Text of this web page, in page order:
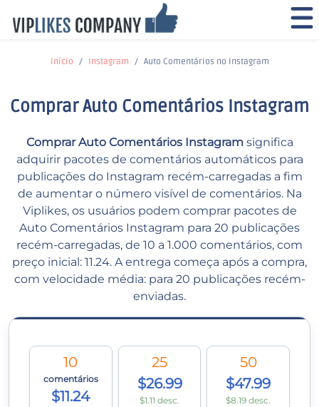
Início Instagram Auto Comentários no Instagram
Comprar Auto Comentários Instagram
Comprar Auto Comentários Instagramsignifica
adquirir pacotes de comentários automáticos para
publicações do Instagram recém-carregadas a fim
de aumentar o número visível de comentários. Na
Viplikes, os usuários podem comprar pacotes de
Auto Comentários Instagram para 20 publicações
recém-carregadas, de 10 a 1.000 comentários, com
preço inicial: 11.24. A entrega começa após a compra,
com velocidade média: para 20 publicações recém-
enviadas.
10
comentários
$11.24
25
$26.99
$1.11 desc.
50
$47.99
$8.19 desc.